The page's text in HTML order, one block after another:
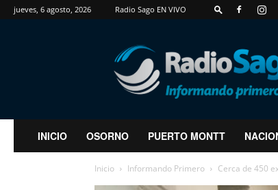
jueves, 6 agosto, 2026 Radio Sago EN VIVO
RadioSago
INICIO OSORNO PUERTO MONTT
Inicio Informando Primero Cerca de 450